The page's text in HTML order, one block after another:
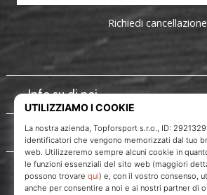
Info su di noi
Servizio clienti
Richiedi cancellazione